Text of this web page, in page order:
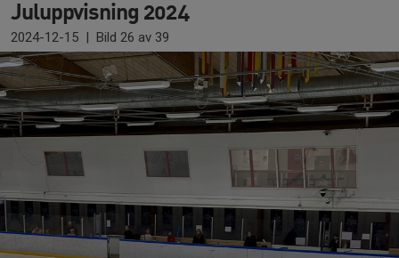
Juluppvisning 2024
2024-12-15 | Bild 26 av 39